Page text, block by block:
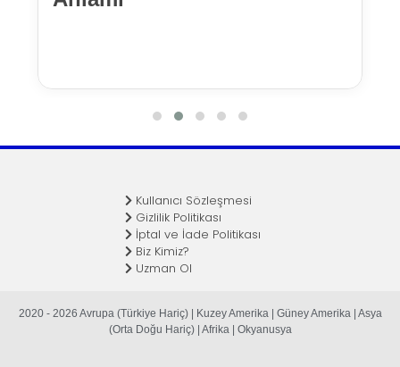
Kullanıcı Sözleşmesi
Gizlilik Politikası
İptal ve İade Politikası
Biz Kimiz?
Uzman Ol
2020 - 2026 Avrupa (Türkiye Hariç) | Kuzey Amerika | Güney Amerika | Asya
(Orta Doğu Hariç) | Afrika | Okyanusya